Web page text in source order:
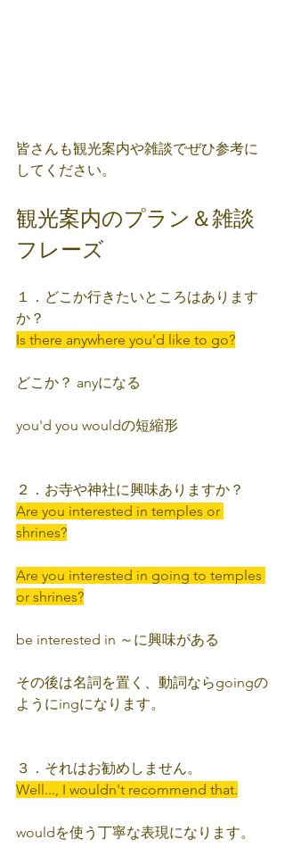
皆さんも観光案内や雑談でぜひ参考に
してください。
観光案内のプラン＆雑談
フレーズ
１．どこか行きたいところはあります
か？
Is there anywhere you'd like to go?
どこか？ anyになる
you'd you wouldの短縮形
２．お寺や神社に興味ありますか？
Are you interested in temples or
shrines?
Are you interested in going to temples
or shrines?
be interested in ～に興味がある
その後は名詞を置く、動詞ならgoingの
ようにingになります。
３．それはお勧めしません。
Well..., I wouldn't recommend that.
wouldを使う丁寧な表現になります。